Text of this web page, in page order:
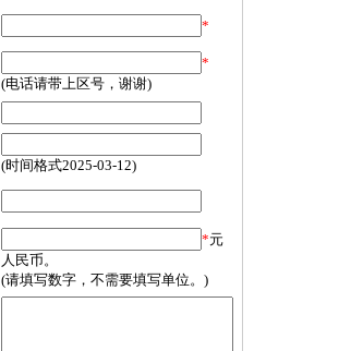
*
*
(电话请带上区号，谢谢)
(时间格式2025-03-12)
*元
人民币。
(请填写数字，不需要填写单位。)